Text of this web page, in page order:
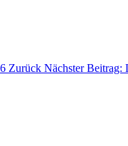
Zurück Nächster Beitrag: